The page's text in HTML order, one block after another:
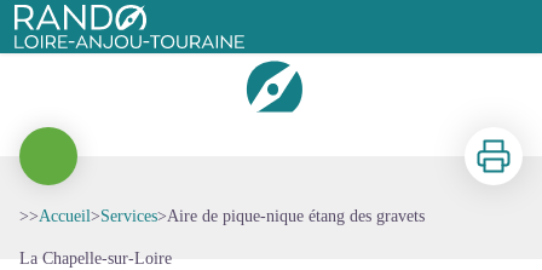
Rando Loire-Anjou-Touraine
Aire de pique-nique étang des gravets
Voir l'image en plein écran
Imprimer
>>Accueil>Services>Aire de pique-nique étang des gravets
La Chapelle-sur-Loire